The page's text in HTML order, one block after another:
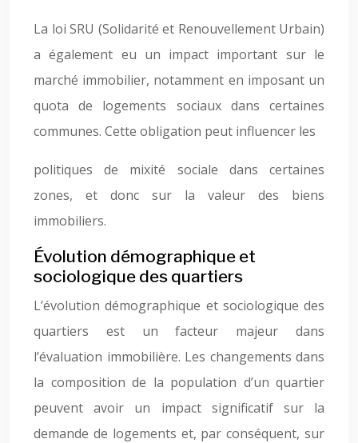
La loi SRU (Solidarité et Renouvellement Urbain)
a également eu un impact important sur le
marché immobilier, notamment en imposant un
quota de logements sociaux dans certaines
communes. Cette obligation peut influencer les
politiques de mixité sociale dans certaines
zones, et donc sur la valeur des biens
immobiliers.
Évolution démographique et
sociologique des quartiers
L’évolution démographique et sociologique des
quartiers est un facteur majeur dans
l’évaluation immobilière. Les changements dans
la composition de la population d’un quartier
peuvent avoir un impact significatif sur la
demande de logements et, par conséquent, sur